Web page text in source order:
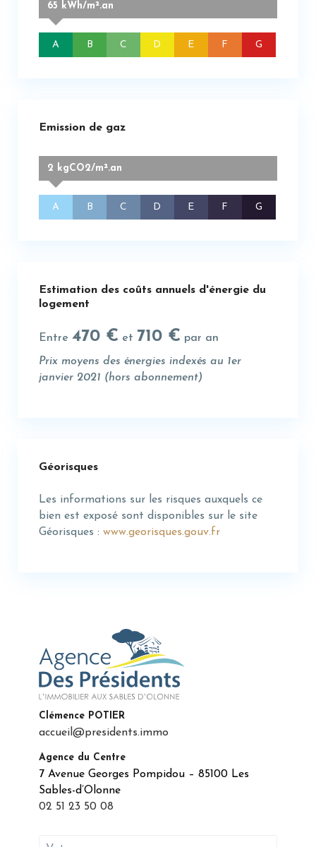
65 kWh/m².an
A B C D E F G
Emission de gaz
2 kgCO2/m².an
A B C D E F G
Estimation des coûts annuels d'énergie du
logement
Entre 470 € et 710 € par an
Prix moyens des énergies indexés au 1er
janvier 2021 (hors abonnement)
Géorisques
Les informations sur les risques auxquels ce
bien est exposé sont disponibles sur le site
Géorisques :www.georisques.gouv.fr
Clémence POTIER
accueil@presidents.immo
Agence du Centre
7 Avenue Georges Pompidou – 85100 Les
Sables-d’Olonne
02 51 23 50 08